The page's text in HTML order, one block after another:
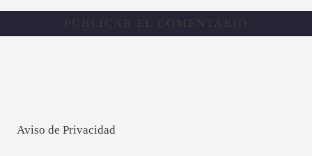
Aviso de Privacidad